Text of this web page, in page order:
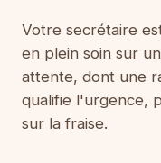
Votre secrétaire
en plein soin sur
attente, dont une
qualifie l'urgence,
sur la fraise.